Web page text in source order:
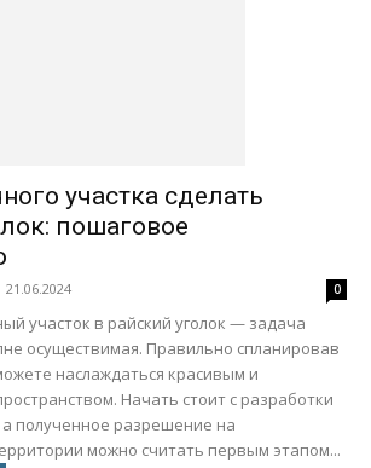
участка сделать
пошаговое
21.06.2024 0
участок в райский уголок — задача
осуществимая. Правильно спланировав
наслаждаться красивым и
Начать стоит с разработки
а полученное разрешение на
можно считать первым этапом...